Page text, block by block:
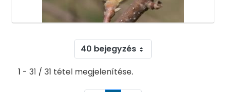
40 bejegyzés
1 - 31 / 31 tétel megjelenítése.